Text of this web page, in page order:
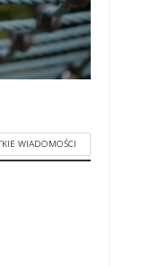
WIADOMOŚCI